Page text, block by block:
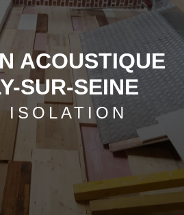
SUR-SEINE
ISOLATION